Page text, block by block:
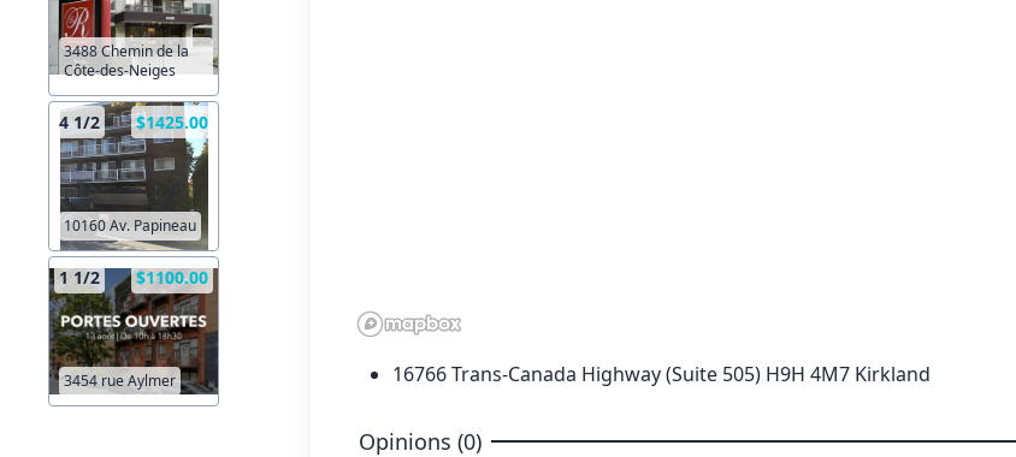
3488 Chemin de la
Côte-des-Neiges
4 1/2 $1425.00
10160 Av. Papineau
1 1/2 $1100.00
3454 rue Aylmer 16766 Trans-Canada Highway (Suite 505) H9H 4M7 Kirkland
Opinions (0)